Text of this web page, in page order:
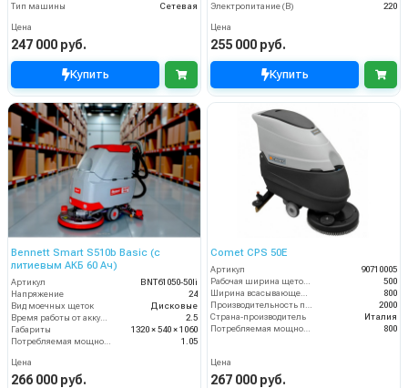
Тип машины
Сетевая
Цена
247 000 руб.
Купить
Электропитание (В)
220
Цена
255 000 руб.
Купить
Bennett Smart S510b Basic (с
литиевым АКБ 60 Ач)
Артикул
BNT61050-50li
Напряжение
24
Вид моечных щеток
Дисковые
Время работы от аккумуляторов (ч)
2.5
Габариты
1320 × 540 × 1060
1.05
Цена
266 000 руб.
Comet CPS 50E
Артикул
90710005
500
800
2000
Страна-производитель
Италия
800
Цена
267 000 руб.